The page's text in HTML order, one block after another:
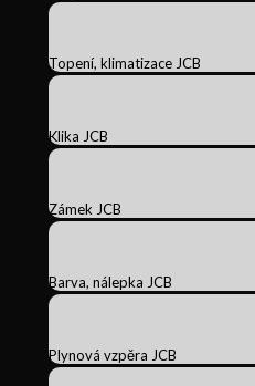
Topení, klimatizace JCB
Klika JCB
Zámek JCB
Barva, nálepka JCB
Plynová vzpěra JCB